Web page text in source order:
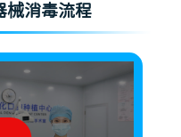
械消毒流程